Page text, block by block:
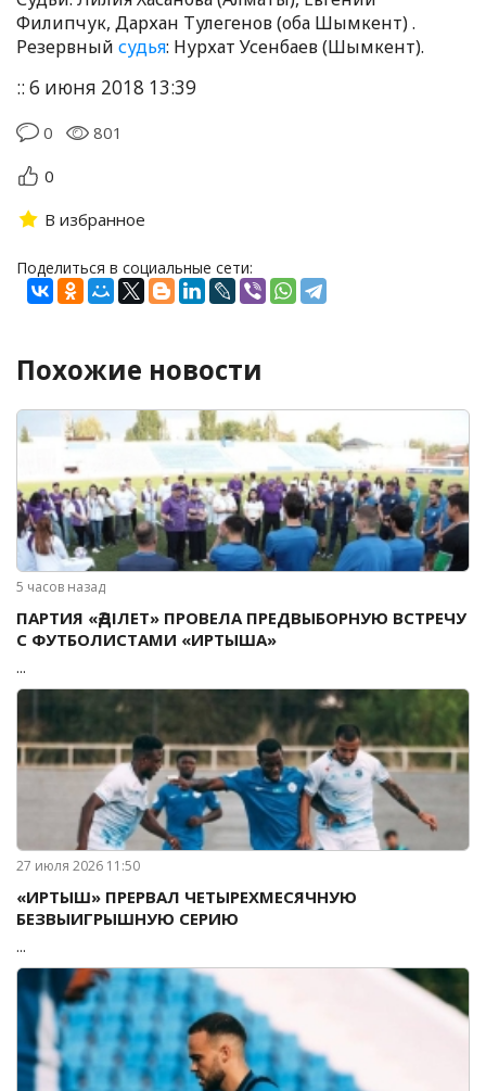
Филипчук, Дархан Тулегенов (оба Шымкент) .
Резервный судья: Нурхат Усенбаев (Шымкент).
:: 6 июня 2018 13:39
0
801
0
В избранное
Поделиться в социальные сети:
Похожие новости
5 часов назад
ПАРТИЯ «ӘДІЛЕТ» ПРОВЕЛА ПРЕДВЫБОРНУЮ ВСТРЕЧУ
С ФУТБОЛИСТАМИ «ИРТЫША»
...
27 июля 2026 11:50
«ИРТЫШ» ПРЕРВАЛ ЧЕТЫРЕХМЕСЯЧНУЮ
БЕЗВЫИГРЫШНУЮ СЕРИЮ
...